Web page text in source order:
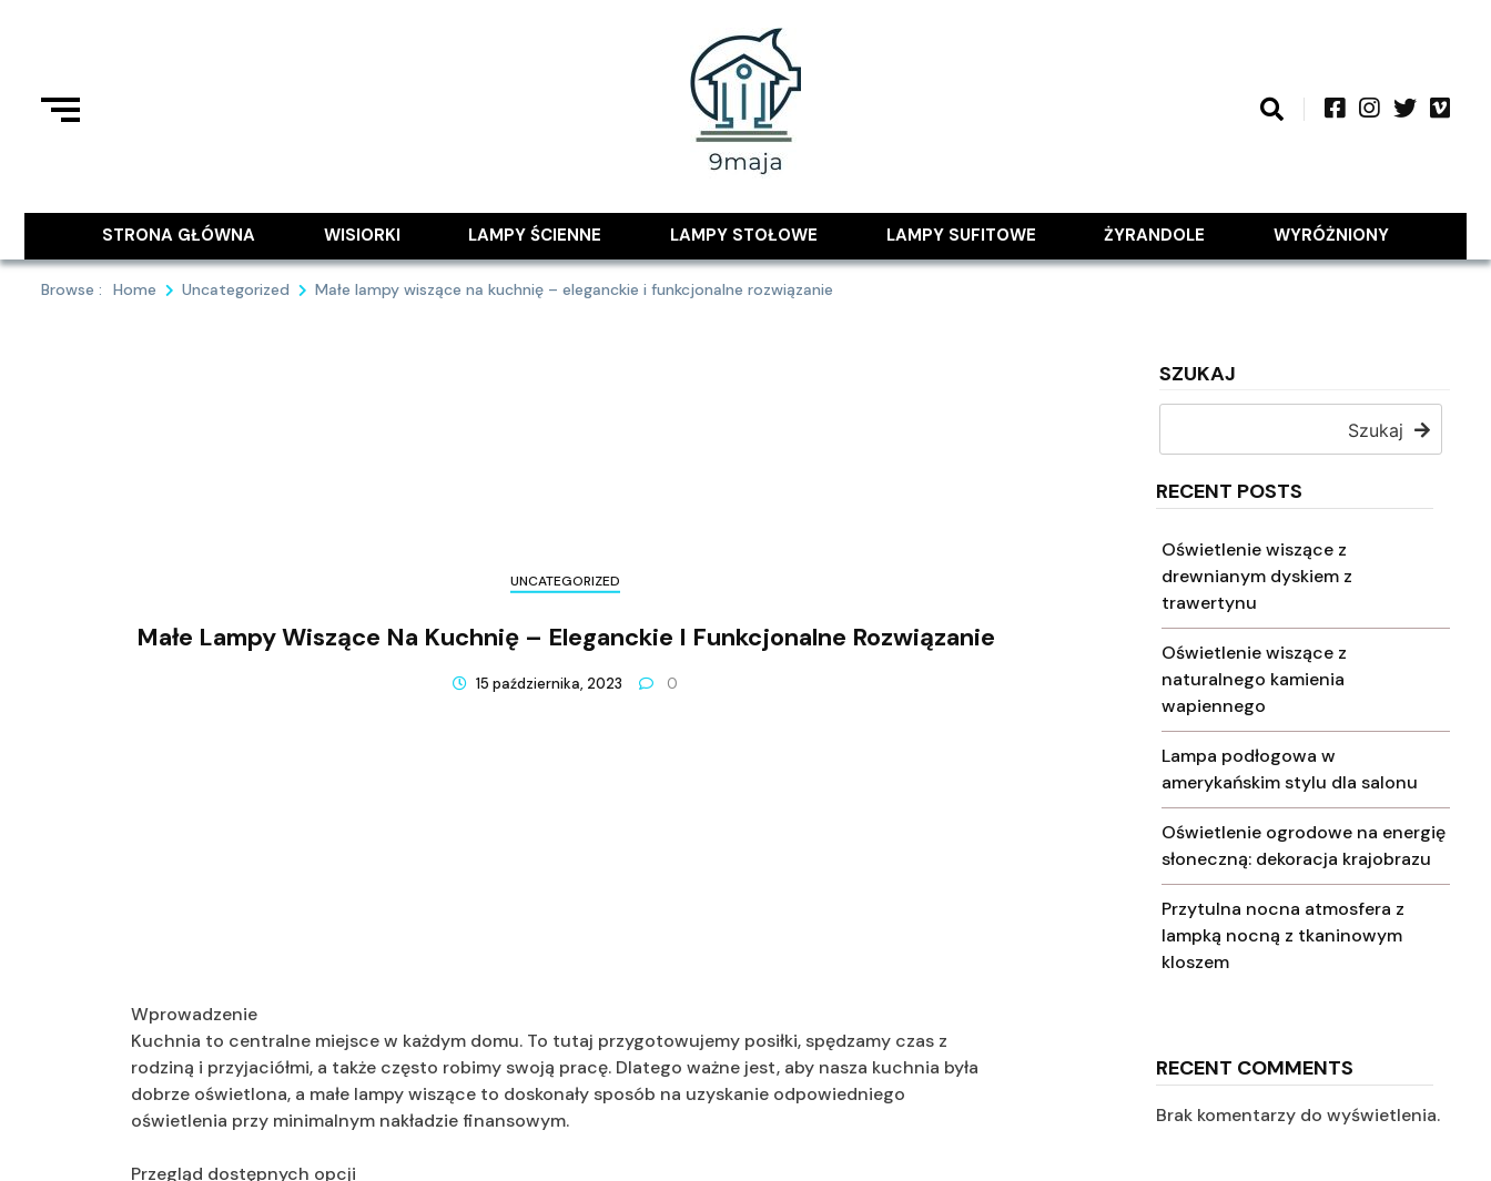
9MAJA
STRONA GŁÓWNA
WISIORKI LAMPY ŚCIENNE LAMPY STOŁOWE LAMPY SUFITOWE ŻYRANDOLE WYRÓŻNIONY
Browse : Home Uncategorized Małe lampy wiszące na kuchnię – eleganckie i funkcjonalne rozwiązanie
SZUKAJ
Szukaj
RECENT POSTS
Oświetlenie wiszące z
drewnianym dyskiem z
trawertynu
Oświetlenie wiszące z
naturalnego kamienia
wapiennego
Lampa podłogowa w
amerykańskim stylu dla salonu
Oświetlenie ogrodowe na energię
słoneczną: dekoracja krajobrazu
Przytulna nocna atmosfera z
lampką nocną z tkaninowym
kloszem
RECENT COMMENTS
Brak komentarzy do wyświetlenia.
UNCATEGORIZED
Małe Lampy Wiszące Na Kuchnię – Eleganckie I Funkcjonalne Rozwiązanie
15 października, 2023 0
Wprowadzenie
Kuchnia to centralne miejsce w każdym domu. To tutaj przygotowujemy posiłki, spędzamy czas z
rodziną i przyjaciółmi, a także często robimy swoją pracę. Dlatego ważne jest, aby nasza kuchnia była
dobrze oświetlona, a małe lampy wiszące to doskonały sposób na uzyskanie odpowiedniego
oświetlenia przy minimalnym nakładzie finansowym.
Przegląd dostępnych opcji